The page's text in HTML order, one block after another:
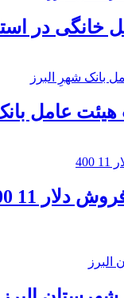
خانگی در
عامل
11 400